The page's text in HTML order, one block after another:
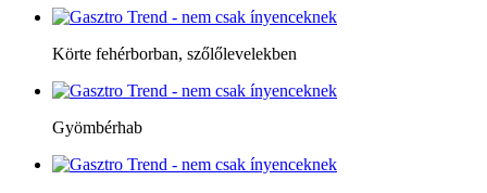
Körte fehérborban, szőlőlevelekben
Gyömbérhab